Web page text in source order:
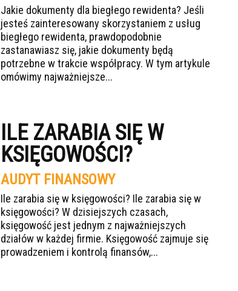
Jakie dokumenty dla biegłego rewidenta? Jeśli
jesteś zainteresowany skorzystaniem z usług
biegłego rewidenta, prawdopodobnie
zastanawiasz się, jakie dokumenty będą
potrzebne w trakcie współpracy. W tym artykule
omówimy najważniejsze...
ILE ZARABIA SIĘ W
KSIĘGOWOŚCI?
AUDYT FINANSOWY
Ile zarabia się w księgowości? Ile zarabia się w
księgowości? W dzisiejszych czasach,
księgowość jest jednym z najważniejszych
działów w każdej firmie. Księgowość zajmuje się
prowadzeniem i kontrolą finansów,...